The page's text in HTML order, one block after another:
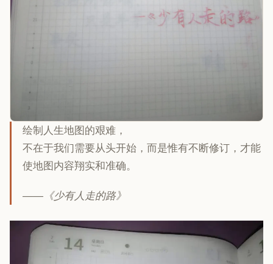
绘制人生地图的艰难，
不在于我们需要从头开始，而是惟有不断修订，才能
使地图内容翔实和准确。
——《少有人走的路》